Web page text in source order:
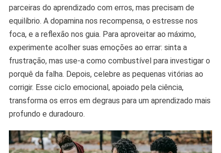
parceiras do aprendizado com erros, mas precisam de
equilíbrio. A dopamina nos recompensa, o estresse nos
foca, e a reflexão nos guia. Para aproveitar ao máximo,
experimente acolher suas emoções ao errar: sinta a
frustração, mas use-a como combustível para investigar o
porquê da falha. Depois, celebre as pequenas vitórias ao
corrigir. Esse ciclo emocional, apoiado pela ciência,
transforma os erros em degraus para um aprendizado mais
profundo e duradouro.